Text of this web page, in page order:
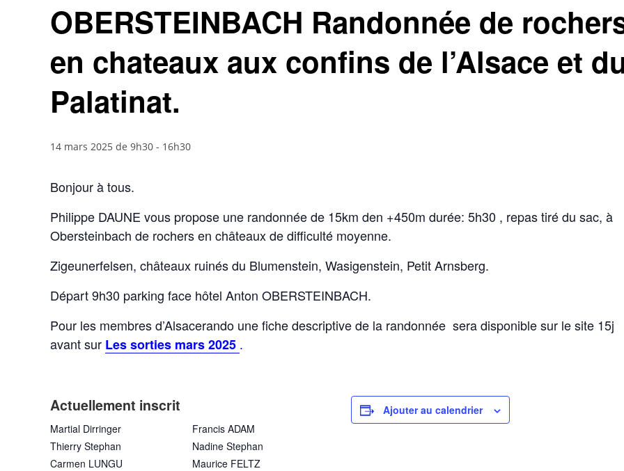
OBERSTEINBACH Randonnée de
en chateaux aux confins de l’Alsace et
Palatinat.
14 mars 2025 de 9h30 - 16h30
Bonjour à tous.
Philippe DAUNE vous propose une randonnée de 15km den +450m durée: 5h30 , repas tiré du sac, à
Obersteinbach de rochers en châteaux de difficulté moyenne.
Zigeunerfelsen, châteaux ruinés du Blumenstein, Wasigenstein, Petit Arnsberg.
Départ 9h30 parking face hôtel Anton OBERSTEINBACH.
Pour les membres d’Alsacerando une fiche descriptive de la randonnée sera disponible sur le site 15j
avant sur Les sorties mars 2025 .
Actuellement inscrit
Martial Dirringer
Thierry Stephan
Carmen LUNGU
Francis ADAM
Nadine Stephan
Maurice FELTZ
Ajouter au calendrier